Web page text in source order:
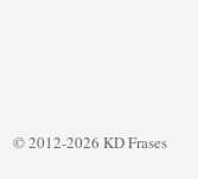
© 2012-2026 KD Frases